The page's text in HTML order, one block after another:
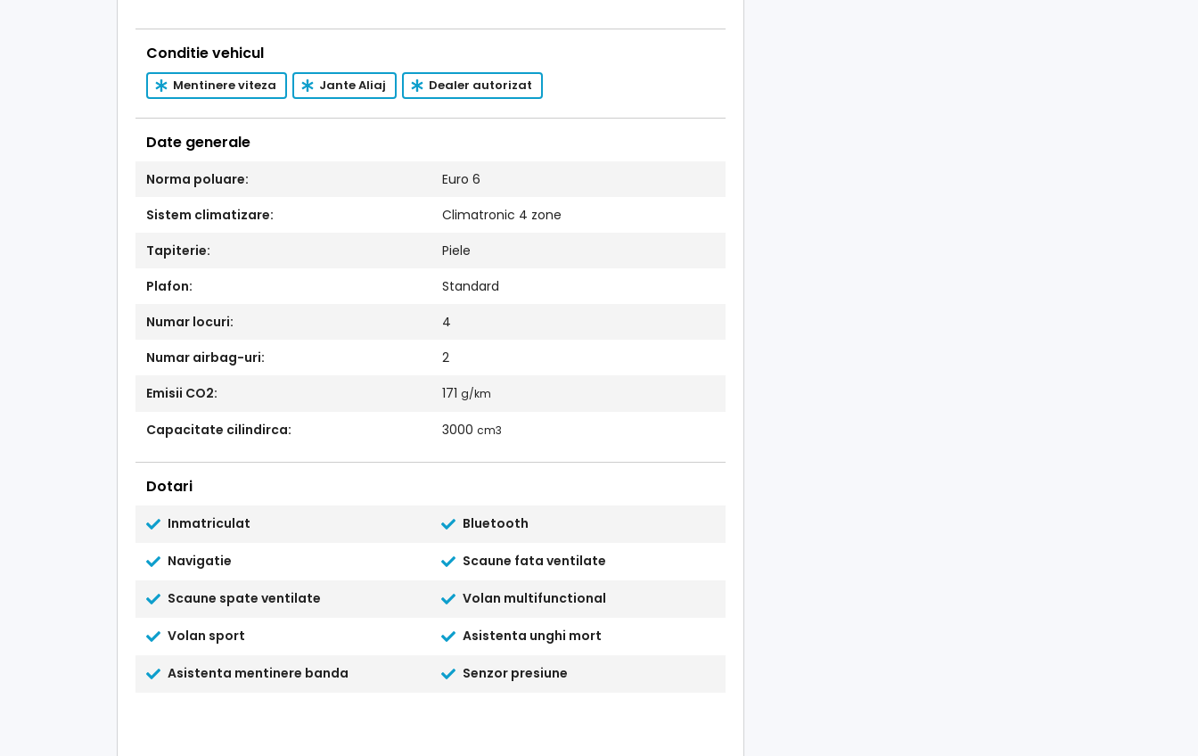
Conditie vehicul
Mentinere viteza Jante Aliaj Dealer autorizat
Date generale
Norma poluare:
Euro 6
Sistem climatizare:
Climatronic 4 zone
Tapiterie:
Piele
Plafon:
Standard
Numar locuri:
4
Numar airbag-uri:
2
Emisii CO2:
171g/km
Capacitate cilindirca: 3000cm3
Dotari
Inmatriculat Bluetooth
Navigatie Scaune fata ventilate
Scaune spate ventilate Volan multifunctional
Volan sport Asistenta unghi mort
Asistenta mentinere banda Senzor presiune